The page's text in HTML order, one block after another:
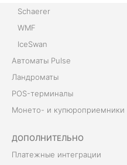
Schaerer
WMF
IceSwan
Автоматы Pulse
Ландроматы
POS-терминалы
Монето- и купюроприемники
ДОПОЛНИТЕЛЬНО
Платежные интеграции